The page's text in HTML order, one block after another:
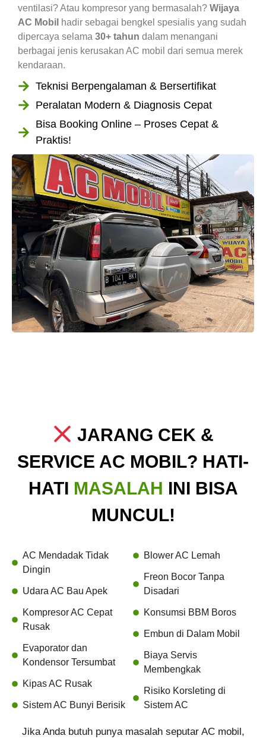
ventilasi? Atau kompresor yang bermasalah? Wijaya
AC Mobil hadir sebagai bengkel spesialis yang sudah
dipercaya selama 30+ tahun dalam menangani
berbagai jenis kerusakan AC mobil dari semua merek
kendaraan.
Teknisi Berpengalaman & Bersertifikat
Peralatan Modern & Diagnosis Cepat
Bisa Booking Online – Proses Cepat &
Praktis!
JARANG CEK &
SERVICE AC MOBIL? HATI-
HATI MASALAH INI BISA
MUNCUL!
AC Mendadak Tidak
Dingin
Udara AC Bau Apek
Kompresor AC Cepat
Rusak
Evaporator dan
Kondensor Tersumbat
Kipas AC Rusak
Sistem AC Bunyi Berisik
Blower AC Lemah
Freon Bocor Tanpa
Disadari
Konsumsi BBM Boros
Embun di Dalam Mobil
Biaya Servis
Membengkak
Risiko Korsleting di
Sistem AC
Jika Anda butuh punya masalah seputar AC mobil,